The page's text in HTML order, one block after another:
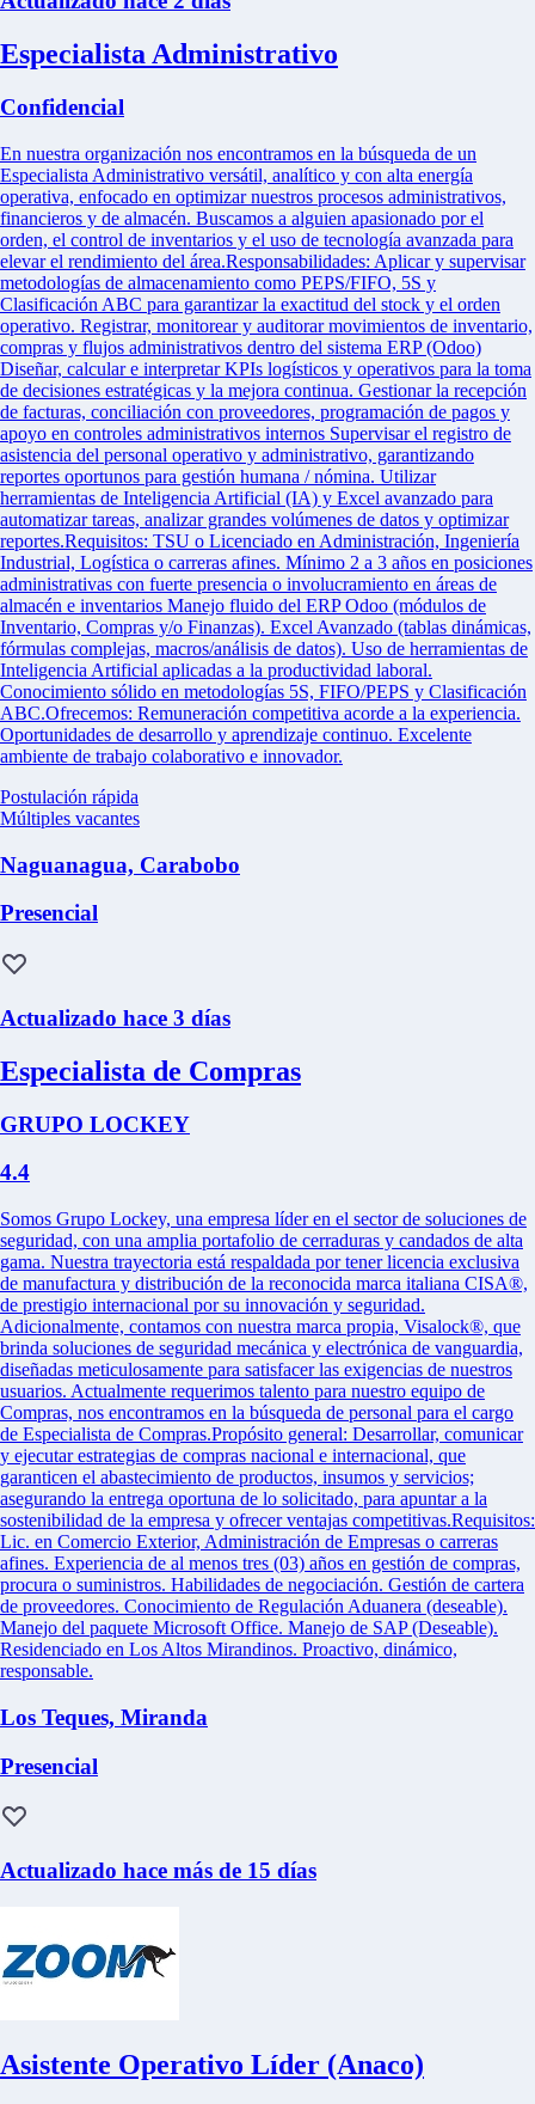
Especialista Administrativo
Confidencial
En nuestra organización nos encontramos en la búsqueda de un
Especialista Administrativo versátil, analítico y con alta energía
operativa, enfocado en optimizar nuestros procesos administrativos,
financieros y de almacén. Buscamos a alguien apasionado por el
orden, el control de inventarios y el uso de tecnología avanzada para
elevar el rendimiento del área.Responsabilidades: Aplicar y supervisar
metodologías de almacenamiento como PEPS/FIFO, 5S y
Clasificación ABC para garantizar la exactitud del stock y el orden
operativo. Registrar, monitorear y auditorar movimientos de inventario,
compras y flujos administrativos dentro del sistema ERP (Odoo)
Diseñar, calcular e interpretar KPIs logísticos y operativos para la toma
de decisiones estratégicas y la mejora continua. Gestionar la recepción
de facturas, conciliación con proveedores, programación de pagos y
apoyo en controles administrativos internos Supervisar el registro de
asistencia del personal operativo y administrativo, garantizando
reportes oportunos para gestión humana / nómina. Utilizar
herramientas de Inteligencia Artificial (IA) y Excel avanzado para
automatizar tareas, analizar grandes volúmenes de datos y optimizar
reportes.Requisitos: TSU o Licenciado en Administración, Ingeniería
Industrial, Logística o carreras afines. Mínimo 2 a 3 años en posiciones
administrativas con fuerte presencia o involucramiento en áreas de
almacén e inventarios Manejo fluido del ERP Odoo (módulos de
Inventario, Compras y/o Finanzas). Excel Avanzado (tablas dinámicas,
fórmulas complejas, macros/análisis de datos). Uso de herramientas de
Inteligencia Artificial aplicadas a la productividad laboral.
Conocimiento sólido en metodologías 5S, FIFO/PEPS y Clasificación
ABC.Ofrecemos: Remuneración competitiva acorde a la experiencia.
Oportunidades de desarrollo y aprendizaje continuo. Excelente
ambiente de trabajo colaborativo e innovador.
Postulación rápida
Múltiples vacantes
Naguanagua, Carabobo
Presencial
Actualizado hace 3 días
Especialista de Compras
GRUPO LOCKEY
4.4
Somos Grupo Lockey, una empresa líder en el sector de soluciones de
seguridad, con una amplia portafolio de cerraduras y candados de alta
gama. Nuestra trayectoria está respaldada por tener licencia exclusiva
de manufactura y distribución de la reconocida marca italiana CISA®,
de prestigio internacional por su innovación y seguridad.
Adicionalmente, contamos con nuestra marca propia, Visalock®, que
brinda soluciones de seguridad mecánica y electrónica de vanguardia,
diseñadas meticulosamente para satisfacer las exigencias de nuestros
usuarios. Actualmente requerimos talento para nuestro equipo de
Compras, nos encontramos en la búsqueda de personal para el cargo
de Especialista de Compras.Propósito general: Desarrollar, comunicar
y ejecutar estrategias de compras nacional e internacional, que
garanticen el abastecimiento de productos, insumos y servicios;
asegurando la entrega oportuna de lo solicitado, para apuntar a la
sostenibilidad de la empresa y ofrecer ventajas competitivas.Requisitos:
Lic. en Comercio Exterior, Administración de Empresas o carreras
afines. Experiencia de al menos tres (03) años en gestión de compras,
procura o suministros. Habilidades de negociación. Gestión de cartera
de proveedores. Conocimiento de Regulación Aduanera (deseable).
Manejo del paquete Microsoft Office. Manejo de SAP (Deseable).
Residenciado en Los Altos Mirandinos. Proactivo, dinámico,
responsable.
Los Teques, Miranda
Presencial
Actualizado hace más de 15 días
Asistente Operativo Líder (Anaco)